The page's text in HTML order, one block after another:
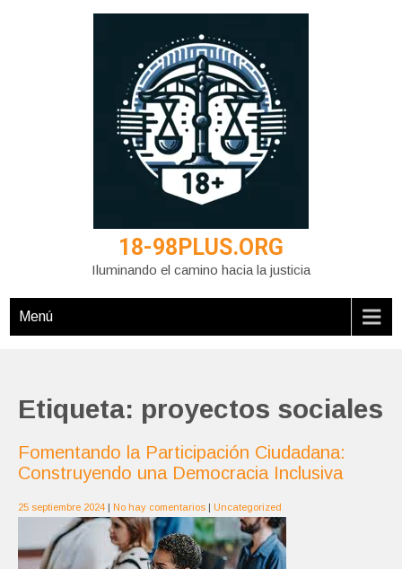
18-98PLUS.ORG
Iluminando el camino hacia la justicia
Menú
Etiqueta: proyectos sociales
Fomentando la Participación Ciudadana:
Construyendo una Democracia Inclusiva
25 septiembre 2024 | No hay comentarios | Uncategorized